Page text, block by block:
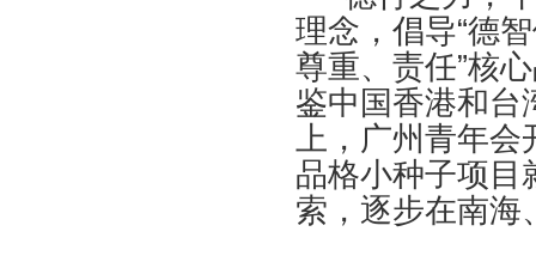
理念，倡导“德
尊重、责任”核
鉴中国香港和台
上，广州青年
品格小种子项目
索，逐步在南海